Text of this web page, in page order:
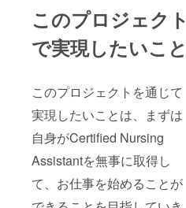
このプロジェクト
で実現したいこと
このプロジェクトを通じて
実現したいことは、まずは
自身がCertified Nursing
Assistantを無事に取得し
て、お仕事を始めることが